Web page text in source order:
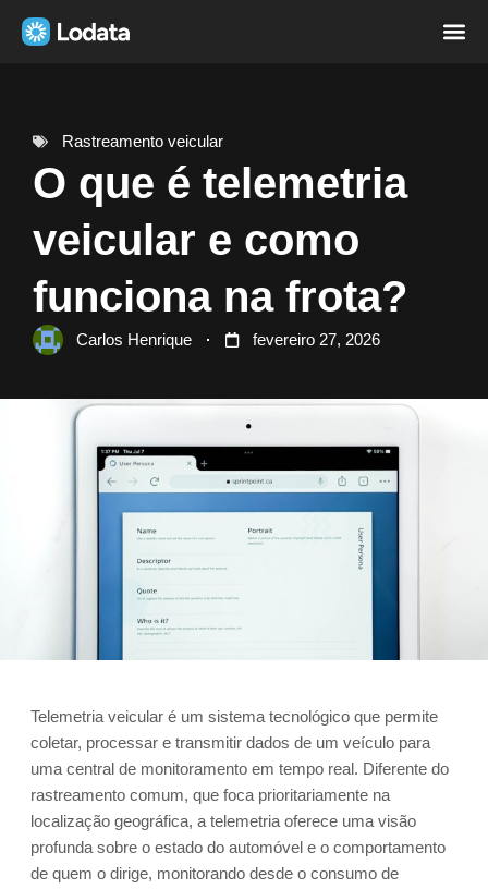
Rastreamento veicular
O que é telemetria
veicular e como
funciona na frota?
Carlos Henrique fevereiro 27, 2026
Telemetria veicular é um sistema tecnológico que permite
coletar, processar e transmitir dados de um veículo para
uma central de monitoramento em tempo real. Diferente do
rastreamento comum, que foca prioritariamente na
localização geográfica, a telemetria oferece uma visão
profunda sobre o estado do automóvel e o comportamento
de quem o dirige, monitorando desde o consumo de